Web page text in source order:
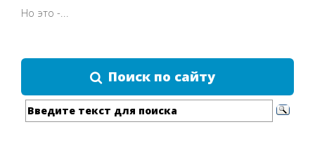
Но это -...
Поиск по сайту